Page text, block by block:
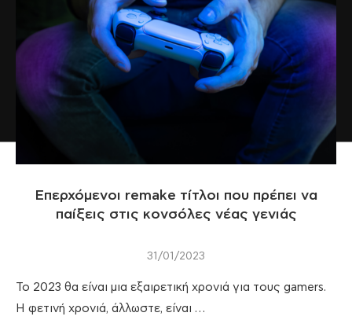
Επερχόμενοι remake τίτλοι που πρέπει να
παίξεις στις κονσόλες νέας γενιάς
31/01/2023
Το 2023 θα είναι μια εξαιρετική χρονιά για τους gamers.
Η φετινή χρονιά, άλλωστε, είναι …